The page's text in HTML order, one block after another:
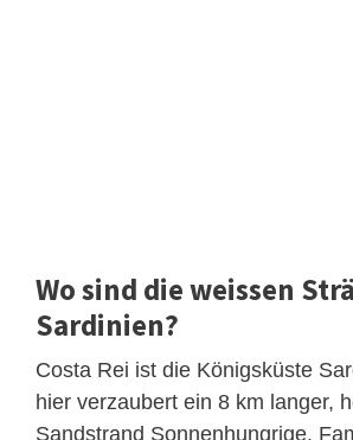
Wo sind die weissen
Sardinien?
Costa Rei ist die Königsküste
hier verzaubert ein 8 km langer,
Sandstrand Sonnenhungrige,